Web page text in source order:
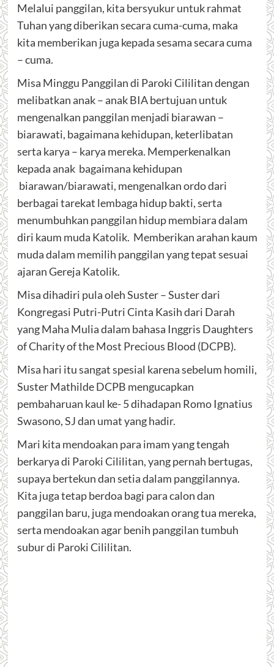
Melalui panggilan, kita bersyukur untuk rahmat
Tuhan yang diberikan secara cuma-cuma, maka
kita memberikan juga kepada sesama secara cuma
– cuma.
Misa Minggu Panggilan di Paroki Cililitan dengan
melibatkan anak – anak BIA bertujuan untuk
mengenalkan panggilan menjadi biarawan –
biarawati, bagaimana kehidupan, keterlibatan
serta karya – karya mereka. Memperkenalkan
kepada anak bagaimana kehidupan
biarawan/biarawati, mengenalkan ordo dari
berbagai tarekat lembaga hidup bakti, serta
menumbuhkan panggilan hidup membiara dalam
diri kaum muda Katolik. Memberikan arahan kaum
muda dalam memilih panggilan yang tepat sesuai
ajaran Gereja Katolik.
Misa dihadiri pula oleh Suster – Suster dari
Kongregasi Putri-Putri Cinta Kasih dari Darah
yang Maha Mulia dalam bahasa Inggris Daughters
of Charity of the Most Precious Blood (DCPB).
Misa hari itu sangat spesial karena sebelum homili,
Suster Mathilde DCPB mengucapkan
pembaharuan kaul ke- 5 dihadapan Romo Ignatius
Swasono, SJ dan umat yang hadir.
Mari kita mendoakan para imam yang tengah
berkarya di Paroki Cililitan, yang pernah bertugas,
supaya bertekun dan setia dalam panggilannya.
Kita juga tetap berdoa bagi para calon dan
panggilan baru, juga mendoakan orang tua mereka,
serta mendoakan agar benih panggilan tumbuh
subur di Paroki Cililitan.